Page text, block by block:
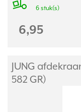
6 stuk(s)
6,95
JUNG
582 GR)